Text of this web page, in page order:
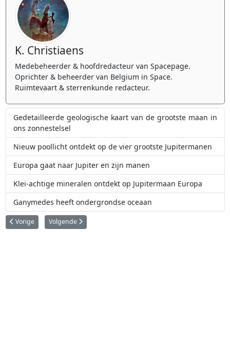
K. Christiaens
Medebeheerder & hoofdredacteur van Spacepage.
Oprichter & beheerder van Belgium in Space.
Ruimtevaart & sterrenkunde redacteur.
Gedetailleerde geologische kaart van de grootste maan in
ons zonnestelsel
Nieuw poollicht ontdekt op de vier grootste Jupitermanen
Europa gaat naar Jupiter en zijn manen
Klei-achtige mineralen ontdekt op Jupitermaan Europa
Ganymedes heeft ondergrondse oceaan
Vorig artikel: Bronnen van water en hydroxyl zijn wijdverspreid op de
Vorige Volgende artikel: BepiColombo ruimtesonde gaat voor de
Volgende